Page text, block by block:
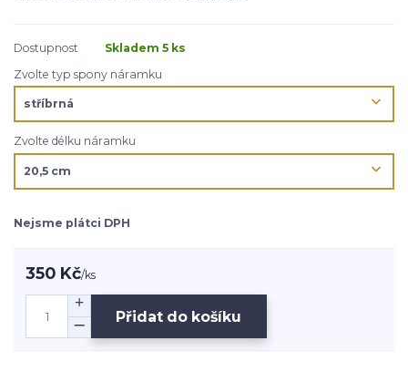
Dostupnost
Skladem 5 ks
Zvolte typ spony náramku
Zvolte délku náramku
Nejsme plátci DPH
350 Kč/ks
Přidat do košíku